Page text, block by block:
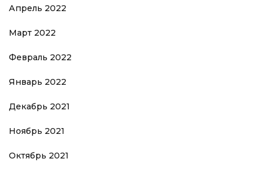
Апрель 2022
Март 2022
Февраль 2022
Январь 2022
Декабрь 2021
Ноябрь 2021
Октябрь 2021